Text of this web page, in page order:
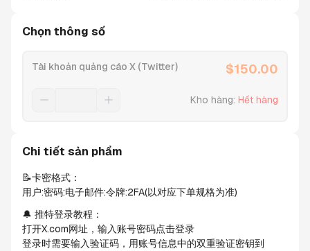
Chọn thông số
Tài khoản quảng cáo X (Twitter) $150.00
Kho hàng: Hết hàng
Chi tiết sản phẩm
📝卡密格式：
用户:密码:电子邮件:令牌:2FA(以对应下单规格为准)
🔔 推特登录教程：
打开X.com网址，输入账号密码点击登录
登录时需要输入验证码，用账号信息中的双重验证密钥到